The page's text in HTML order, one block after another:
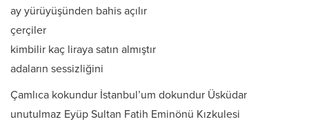
ay yürüyüşünden bahis açılır
çerçiler
kimbilir kaç liraya satın almıştır
adaların sessizliğini
Çamlıca kokundur İstanbul’um dokundur Üsküdar
unutulmaz Eyüp Sultan Fatih Eminönü Kızkulesi